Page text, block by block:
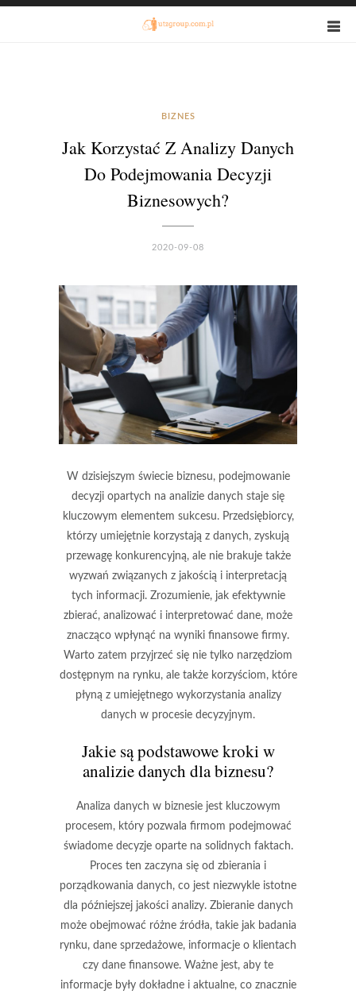
BIZNES
Jak Korzystać Z Analizy Danych
Do Podejmowania Decyzji
Biznesowych?
2020-09-08
W dzisiejszym świecie biznesu, podejmowanie
decyzji opartych na analizie danych staje się
kluczowym elementem sukcesu. Przedsiębiorcy,
którzy umiejętnie korzystają z danych, zyskują
przewagę konkurencyjną, ale nie brakuje także
wyzwań związanych z jakością i interpretacją
tych informacji. Zrozumienie, jak efektywnie
zbierać, analizować i interpretować dane, może
znacząco wpłynąć na wyniki finansowe firmy.
Warto zatem przyjrzeć się nie tylko narzędziom
dostępnym na rynku, ale także korzyściom, które
płyną z umiejętnego wykorzystania analizy
danych w procesie decyzyjnym.
Jakie są podstawowe kroki w
analizie danych dla biznesu?
Analiza danych w biznesie jest kluczowym
procesem, który pozwala firmom podejmować
świadome decyzje oparte na solidnych faktach.
Proces ten zaczyna się od zbierania i
porządkowania danych, co jest niezwykle istotne
dla późniejszej jakości analizy. Zbieranie danych
może obejmować różne źródła, takie jak badania
rynku, dane sprzedażowe, informacje o klientach
czy dane finansowe. Ważne jest, aby te
informacje były dokładnei aktualne, co znacznie